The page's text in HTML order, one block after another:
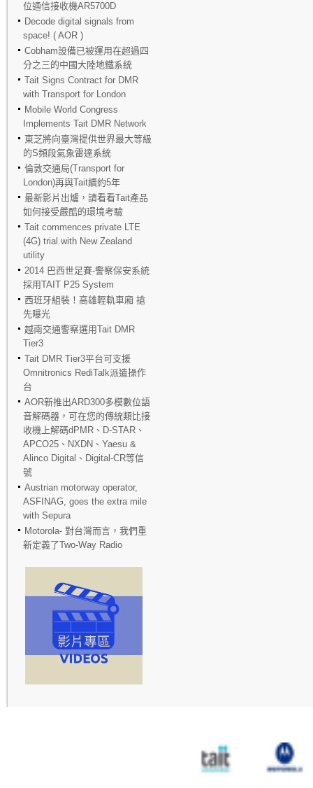
位通信接收機AR5700D
Decode digital signals from
space! ( AOR )
Cobham設備已被運用在超過四
分之三的中國大陸地鐵系統
Tait Signs Contract for DMR
with Transport for London
Mobile World Congress
Implements Tait DMR Network
東芝將向臺灣提供世界最大等級
的S頻段氣象雷達系統
倫敦交通局(Transport for
London)再與Tait續約5年
最新影片出爐，請看看Tait產品
如何接受嚴酷的環境考驗
Tait commences private LTE
(4G) trial with New Zealand
utility
2014 巴西世足賽-警察保安系統
採用TAIT P25 System
西班牙組裝！高雄輕軌車廂 搶
先曝光
越南交通警察選用Tait DMR
Tier3
Tait DMR Tier3平台可支援
Omnitronics RediTalk派遣操作
台
AOR新推出ARD300多模數位語
音解碼器，可在您的傳統類比接
收機上解碼dPMR、D-STAR、
APCO25、NXDN、Yaesu &
Alinco Digital、Digital-CR等信
號
Austrian motorway operator,
ASFINAG, goes the extra mile
with Sepura
Motorola- 對台灣而言，我們重
新定義了Two-Way Radio